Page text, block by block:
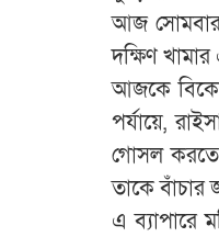
আজ সোমবার
দক্ষিণ
আজকে
পর্যায়ে,
গোসল করতে
তাকে বাঁচার
এ ব্যাপারে